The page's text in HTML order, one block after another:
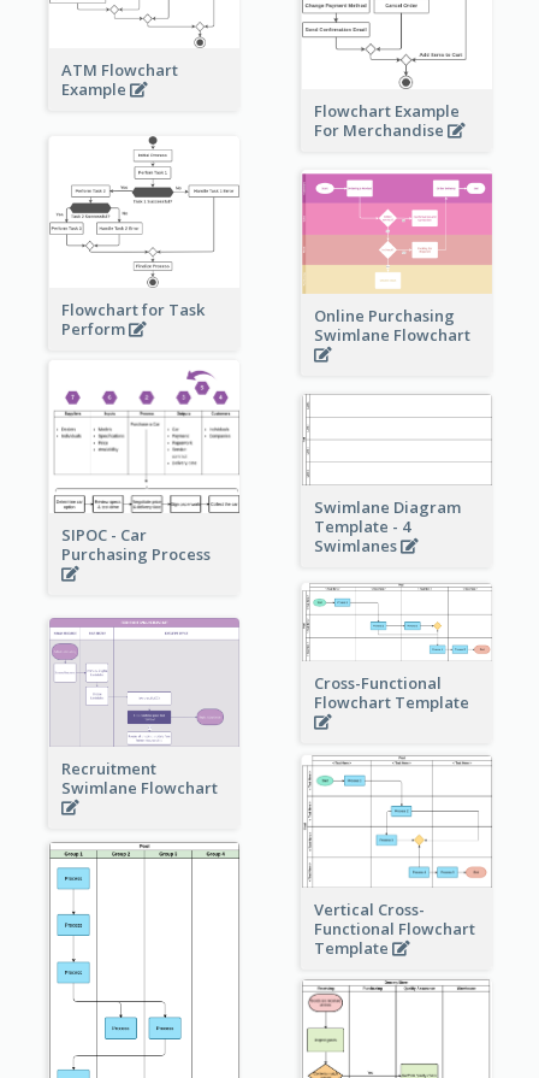
ATM Flowchart
Example
Flowchart Example
For Merchandise
Flowchart for Task
Perform
Online Purchasing
Swimlane Flowchart
SIPOC - Car
Purchasing Process
Swimlane Diagram
Template - 4
Swimlanes
Cross-Functional
Flowchart Template
Recruitment
Swimlane Flowchart
Vertical Cross-
Functional Flowchart
Template